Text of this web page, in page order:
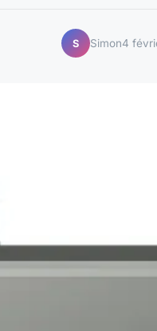
S Simon4